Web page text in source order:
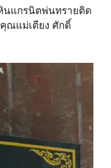
นแกรนิตพ่นทรายติด
ณแม่เตียง ศักดิ์